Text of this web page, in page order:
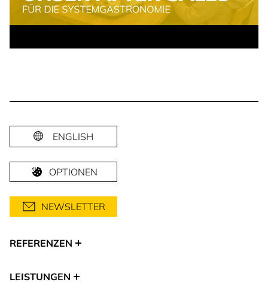
Video abspielen
ENGLISH
OPTIONEN
NEWSLETTER
REFERENZEN
LEISTUNGEN